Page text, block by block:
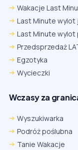
Wakacje Last
Last Minute wylot
Last Minute wylot
Przedsprzedaż
Egzotyka
Wycieczki
Wczasy za
Wyszukiwarka
Podróż poślubna
Tanie Wakacje